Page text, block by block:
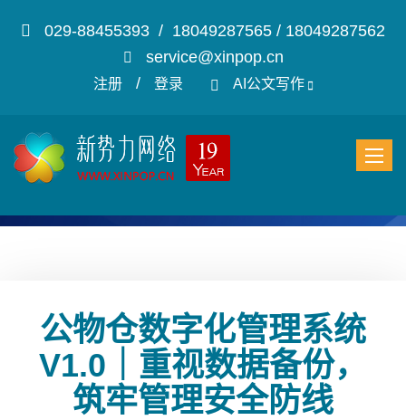
029-88455393 / 18049287565 / 18049287562
service@xinpop.cn
注册/ 登录 AI公文写作
公物仓数字化管理系统
V1.0｜重视数据备份，
筑牢管理安全防线